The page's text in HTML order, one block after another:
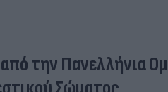
την Πανελλήνια